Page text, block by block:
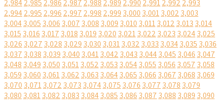
2,9842,985 2,986 2,987 2,988 2,989 2,990 2,9912,992 2,993
2,9942,995 2,996 2,997 2,998 2,999 3,000 3,0013,002 3,003
3,0043,005 3,006 3,007 3,008 3,009 3,010 3,0113,012 3,013 3,014
3,015 3,016 3,017 3,018 3,019 3,020 3,0213,022 3,023 3,0243,025
3,026 3,027 3,028 3,029 3,030 3,0313,032 3,033 3,0343,035 3,036
3,037 3,038 3,039 3,040 3,0413,042 3,043 3,0443,045 3,046 3,047
3,048 3,049 3,050 3,0513,052 3,053 3,0543,055 3,056 3,057 3,058
3,059 3,060 3,0613,062 3,063 3,0643,065 3,066 3,067 3,068 3,069
3,070 3,0713,072 3,073 3,0743,075 3,076 3,077 3,078 3,079
3,080 3,0813,082 3,083 3,0843,085 3,086 3,087 3,088 3,089 3,090